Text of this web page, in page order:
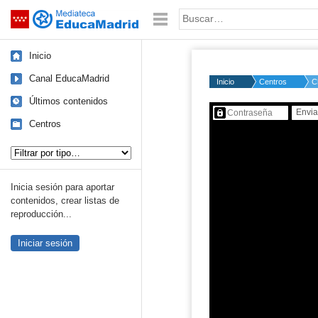
Saltar navegación Palabra o frase:
Inicio
Canal EducaMadrid
Últimos contenidos
Centros
Inicia sesión para aportar
contenidos, crear listas de
reproducción...
Iniciar sesión
Inicio Centros
Contenido protegido…